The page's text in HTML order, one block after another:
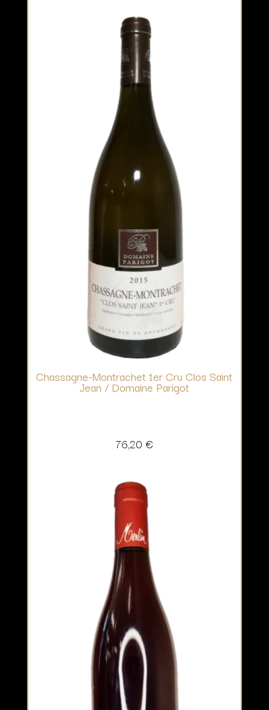
Chassagne-Montrachet 1er Cru Clos Saint
Jean / Domaine Parigot
76,20 €